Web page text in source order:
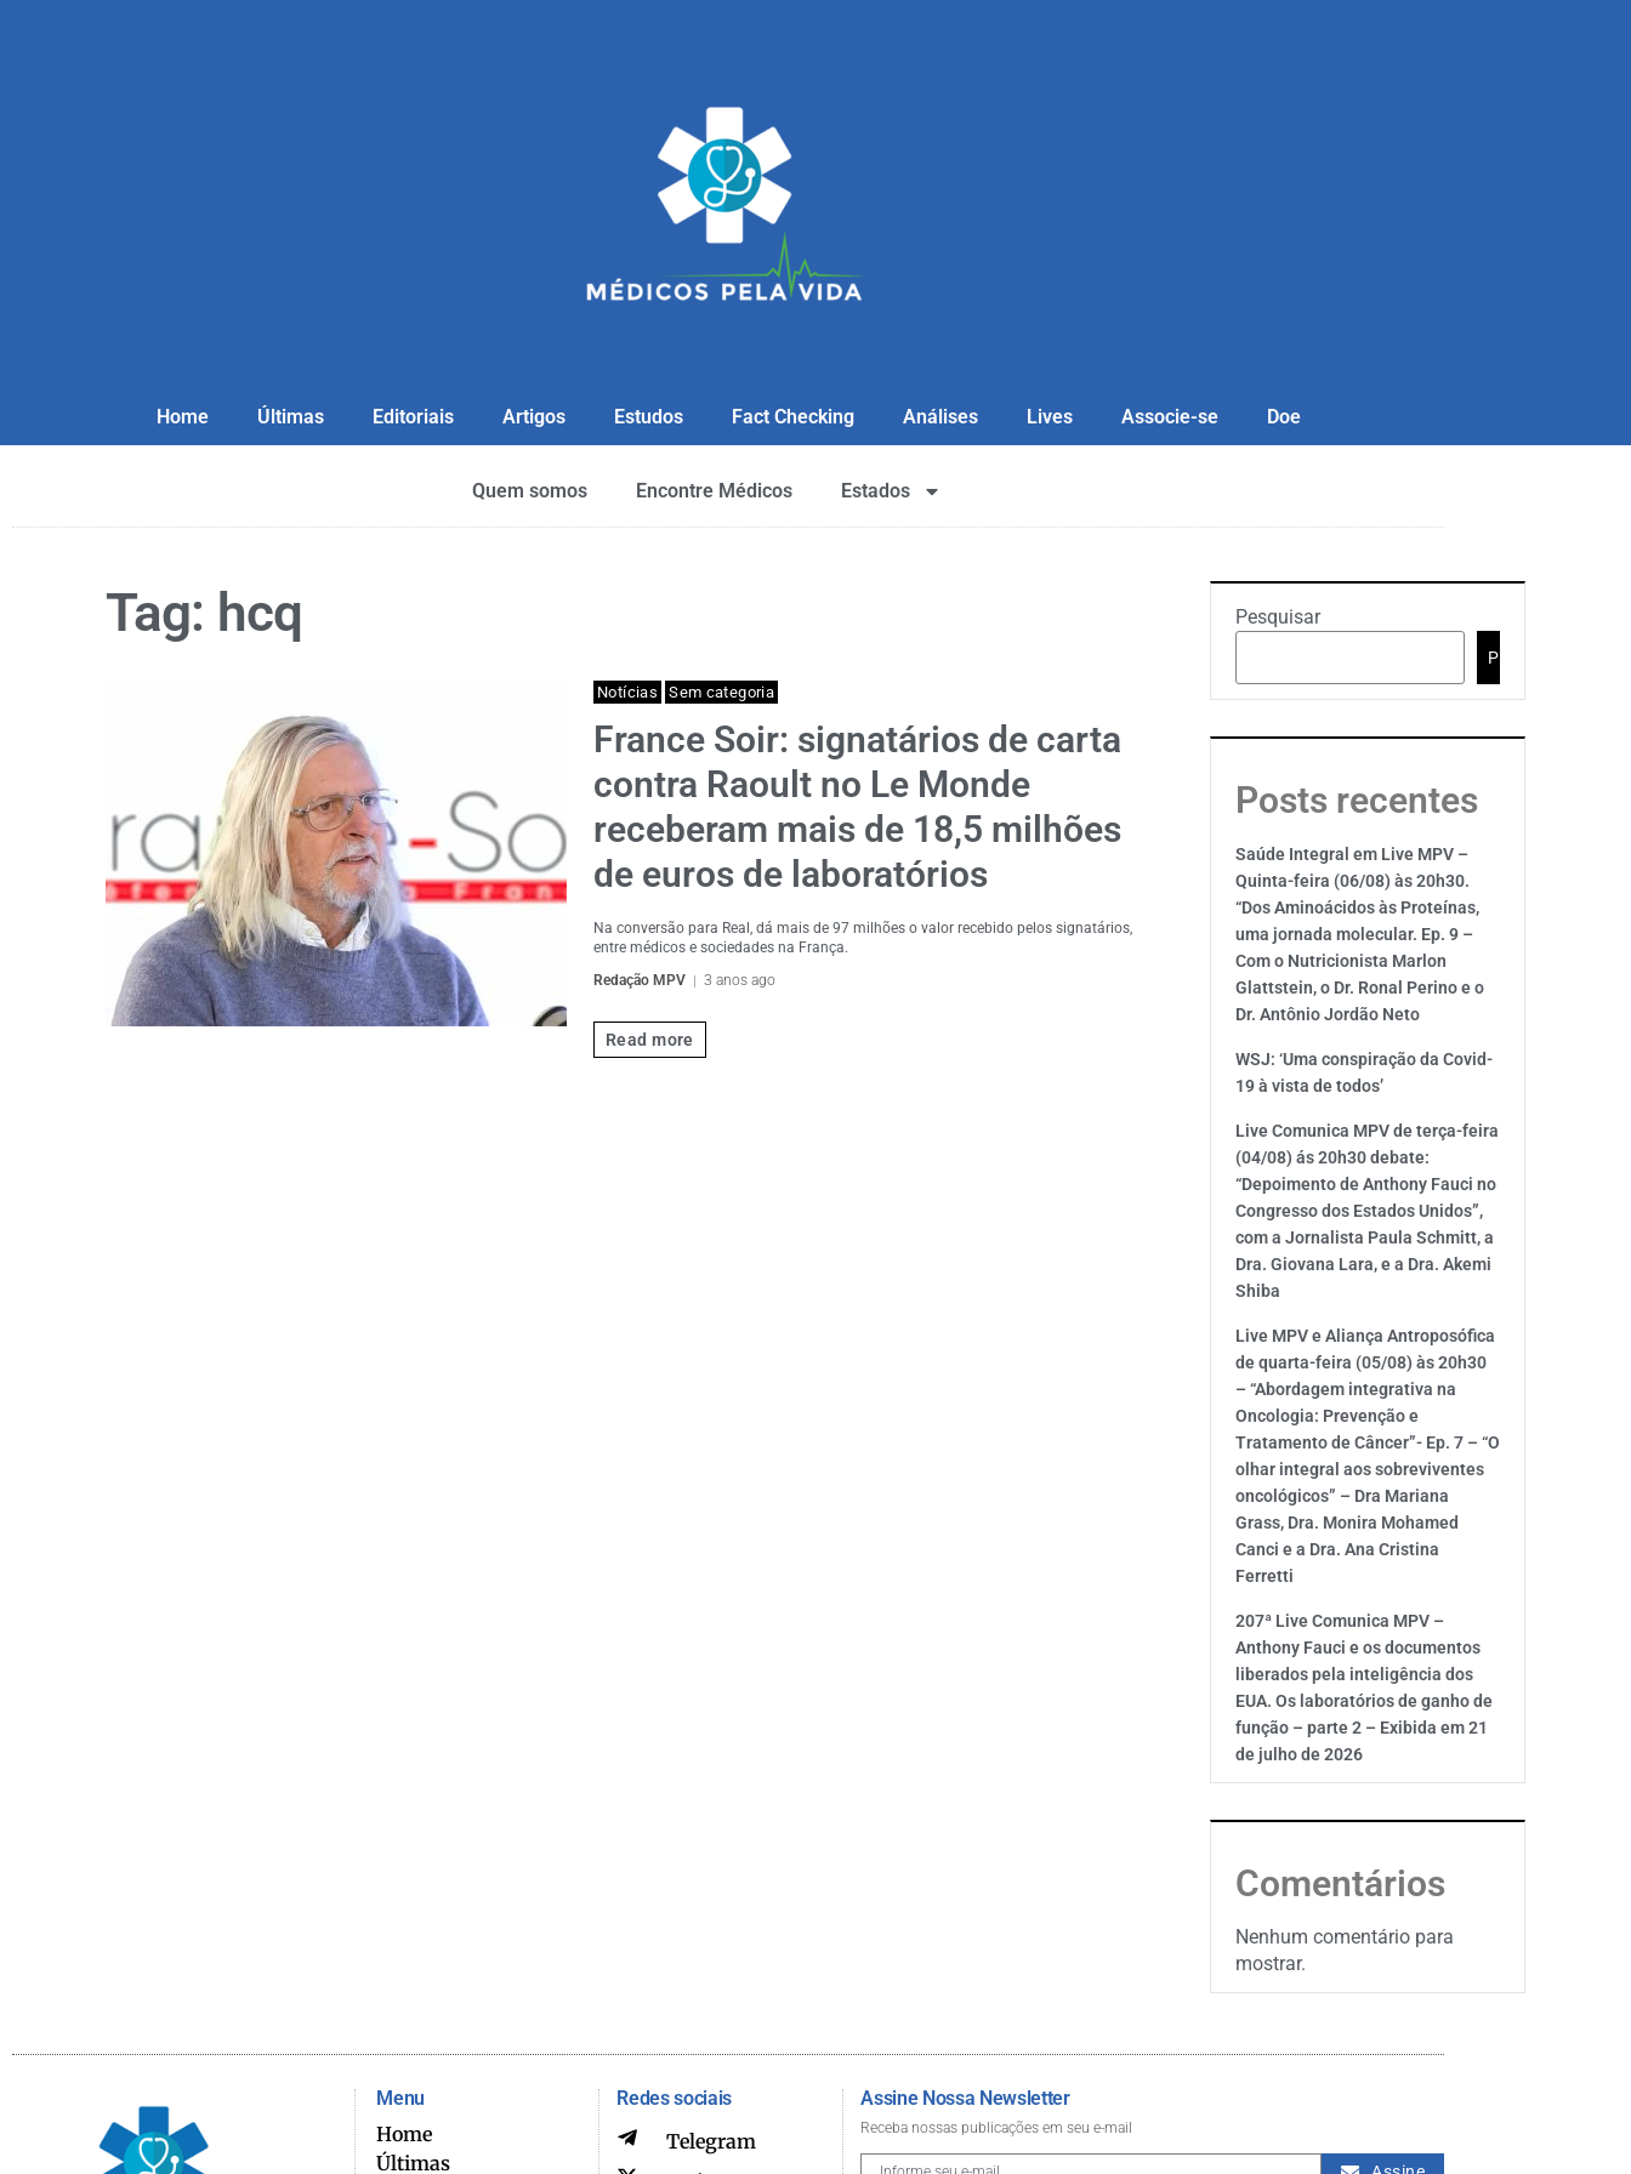
Home Últimas Editoriais Artigos Estudos Fact Checking Análises Lives Associe-se Doe
Quem somos Encontre Médicos Estados
Tag: hcq
Notícias Sem categoria
France Soir: signatários de carta
contra Raoult no Le Monde
receberam mais de 18,5 milhões
de euros de laboratórios
Na conversão para Real, dá mais de 97 milhões o valor recebido pelos signatários,
entre médicos e sociedades na França.
Redação MPV
3 anos ago
Read more
Pesquisar
Pesquisar
Posts recentes
Saúde Integral em Live MPV –
Quinta-feira (06/08) às 20h30.
“Dos Aminoácidos às Proteínas,
uma jornada molecular. Ep. 9 –
Com o Nutricionista Marlon
Glattstein, o Dr. Ronal Perino e o
Dr. Antônio Jordão Neto
WSJ: ‘Uma conspiração da Covid-
19 à vista de todos’
Live Comunica MPV de terça-feira
(04/08) ás 20h30 debate:
“Depoimento de Anthony Fauci no
Congresso dos Estados Unidos”,
com a Jornalista Paula Schmitt, a
Dra. Giovana Lara, e a Dra. Akemi
Shiba
Live MPV e Aliança Antroposófica
de quarta-feira (05/08) às 20h30
– “Abordagem integrativa na
Oncologia: Prevenção e
Tratamento de Câncer”- Ep. 7 – “O
olhar integral aos sobreviventes
oncológicos” – Dra Mariana
Grass, Dra. Monira Mohamed
Canci e a Dra. Ana Cristina
Ferretti
207ª Live Comunica MPV –
Anthony Fauci e os documentos
liberados pela inteligência dos
EUA. Os laboratórios de ganho de
função – parte 2 – Exibida em 21
de julho de 2026
Comentários
Nenhum comentário para
mostrar.
Menu
Home
Últimas
Redes sociais
Telegram
Assine Nossa Newsletter
Receba nossas publicações em seu e-mail